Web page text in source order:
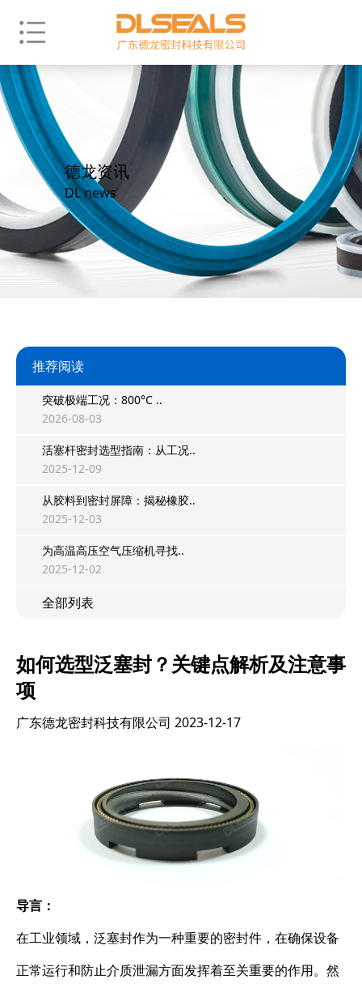
德龙资讯
DL news
推荐阅读
突破极端工况：800°C ..
2026-08-03
活塞杆密封选型指南：从工况..
2025-12-09
从胶料到密封屏障：揭秘橡胶..
2025-12-03
为高温高压空气压缩机寻找..
2025-12-02
全部列表
如何选型泛塞封？关键点解析及注意事
项
广东德龙密封科技有限公司 2023-12-17
导言：
在工业领域，泛塞封作为一种重要的密封件，在确保设备
正常运行和防止介质泄漏方面发挥着至关重要的作用。然